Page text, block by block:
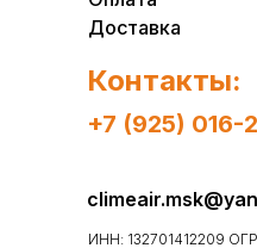
ИНН: 132701412209
Доставка
+7 (925) 016-
Контакты: